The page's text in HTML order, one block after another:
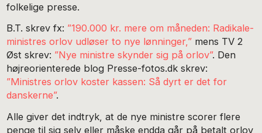
folkelige presse.
B.T. skrev fx: ”190.000 kr. mere om måneden: Radikale-
ministres orlov udløser to nye lønninger,” mens TV 2
Øst skrev: ”Nye ministre skynder sig på orlov”. Den
højreorienterede blog Presse-fotos.dk skrev:
”Ministres orlov koster kassen: Så dyrt er det for
danskerne”.
Alle giver det indtryk, at de nye ministre scorer flere
penge til sig selv eller måske endda går på betalt orlov